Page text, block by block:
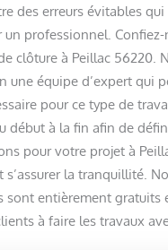
des erreurs évitables qui
un professionnel.
clôture à Peillac 56220.
une équipe d’expert qui
pour ce type de
début à la fin afin de
pour votre projet à
s’assurer la tranquillité.
sont entièrement gratuits
à faire les travaux